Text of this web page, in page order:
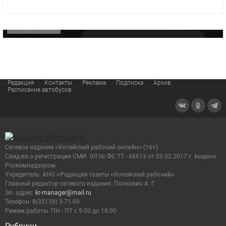
Редакция Контакты Реклама Подписка
Архив
Расписание автобусов
Сетевое издание «Копейский рабочий онлайн» (16+)
Cвид-во о регистрации СМИ: ЭЛ № ФС 77 - 68613 от 03.02.2017 г. выдано
Роскомнадзором
Учредитель: АНО «Редакция газеты «Копейский рабочий»
Главный редактор сетевого издания: Попкович А. Г.
Эл. адрес: kr-manager@mail.ru
Телефон: 8(35139) 3-71-09
Режим работы: ПН - ПТ с 9:00 до 18:00